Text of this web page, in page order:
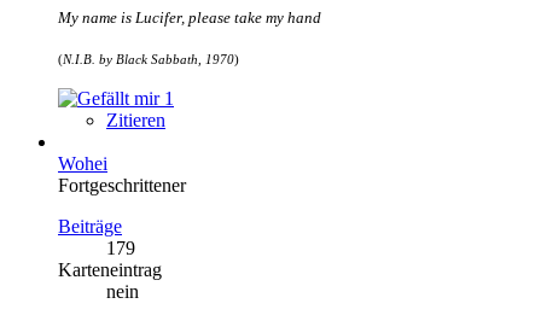
My name is Lucifer, please take my hand
(N.I.B. by Black Sabbath, 1970)
1
Zitieren
Wohei
Fortgeschrittener
Beiträge
179
Karteneintrag
nein